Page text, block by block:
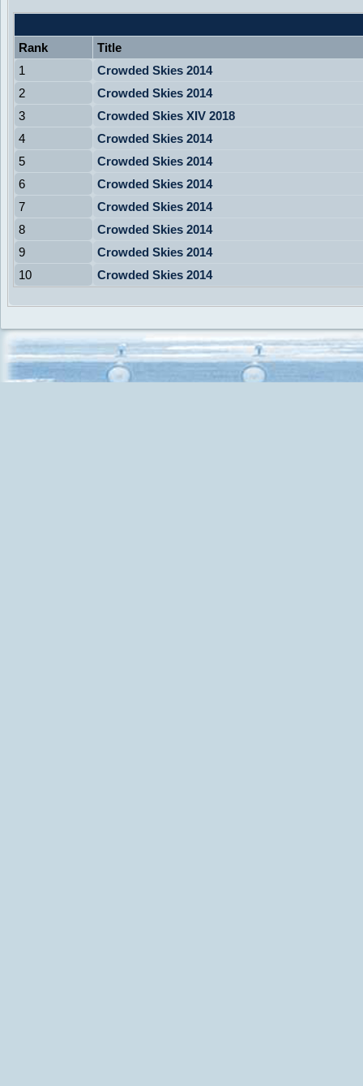
Rank
Title
1
Crowded Skies 2014
2
Crowded Skies 2014
3
Crowded Skies XIV 2018
4
Crowded Skies 2014
5
Crowded Skies 2014
6
Crowded Skies 2014
7
Crowded Skies 2014
8
Crowded Skies 2014
9
Crowded Skies 2014
10
Crowded Skies 2014